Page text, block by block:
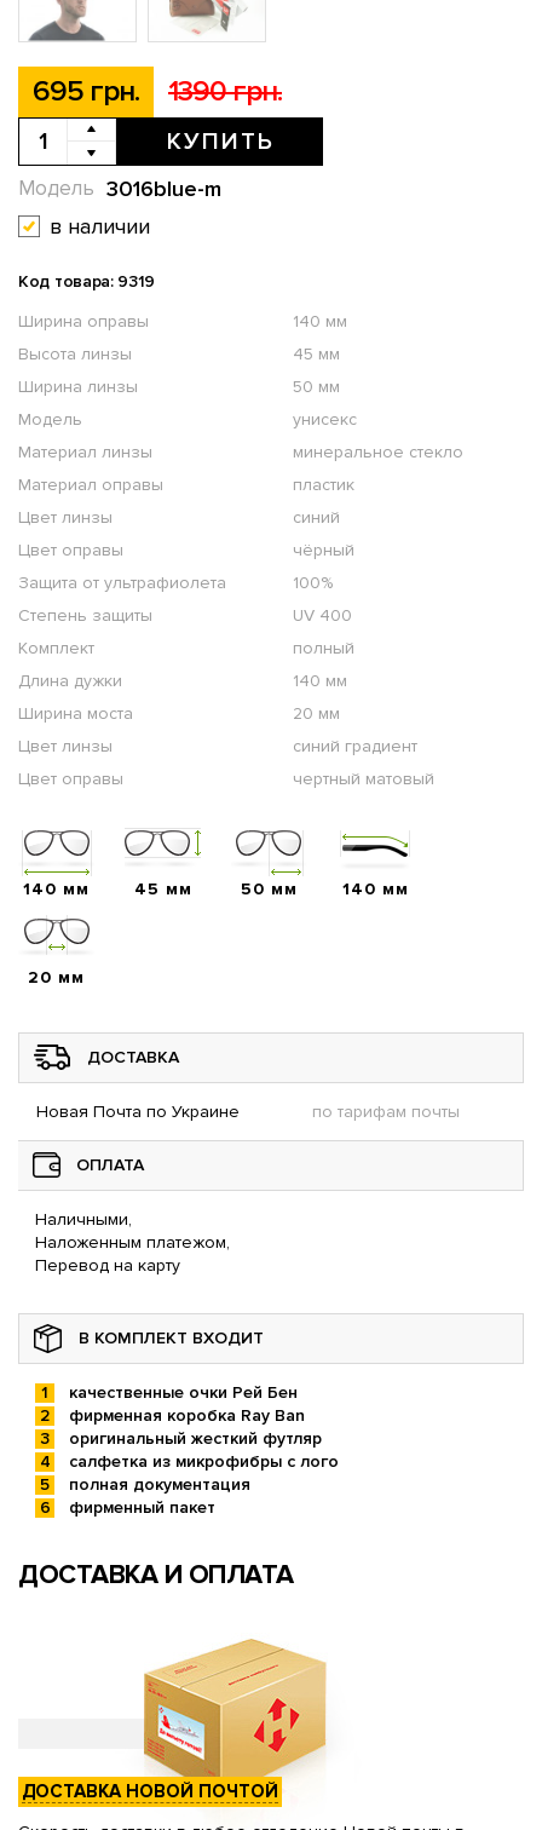
695 грн. 1390 грн.
КУПИТЬ
3016blue-m
Модель
в наличии
Код товара: 9319
Ширина оправы
140 мм
Высота линзы
45 мм
Ширина линзы
50 мм
Модель
унисекс
Материал линзы
минеральное стекло
Материал оправы
пластик
Цвет линзы
синий
Цвет оправы
чёрный
Защита от ультрафиолета
100%
Степень защиты
UV 400
Комплект
полный
Длина дужки
140 мм
Ширина моста
20 мм
Цвет линзы
синий градиент
Цвет оправы
чертный матовый
140 мм 45 мм 50 мм 140 мм
20 мм
ДОСТАВКА
Новая Почта по Украине по тарифам почты
ОПЛАТА
Наличными,
Наложенным платежом,
Перевод на карту
В КОМПЛЕКТ ВХОДИТ
качественные очки Рей Бен
фирменная коробка Ray Ban
оригинальный жесткий футляр
салфетка из микрофибры с лого
полная документация
фирменный пакет
ДОСТАВКА И ОПЛАТА
ДОСТАВКА НОВОЙ ПОЧТОЙ